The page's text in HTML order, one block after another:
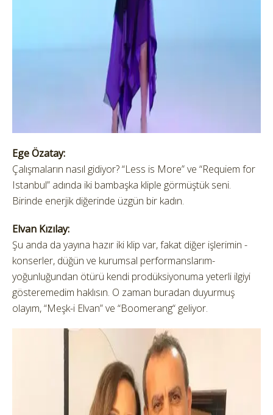
Ege Özatay:
Çalışmaların nasıl gidiyor? “Less is More” ve “Requiem for
Istanbul” adında iki bambaşka kliple görmüştük seni.
Birinde enerjik diğerinde üzgün bir kadın.
Elvan Kızılay:
Şu anda da yayına hazır iki klip var, fakat diğer işlerimin -
konserler, düğün ve kurumsal performanslarım-
yoğunluğundan ötürü kendi prodüksiyonuma yeterli ilgiyi
gösteremedim haklısın. O zaman buradan duyurmuş
olayım, “Meşk-i Elvan” ve “Boomerang“ geliyor.